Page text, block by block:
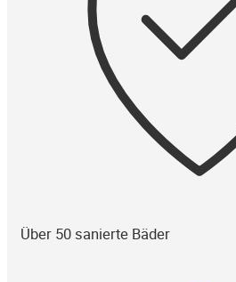
Über 50 sanierte Bäder